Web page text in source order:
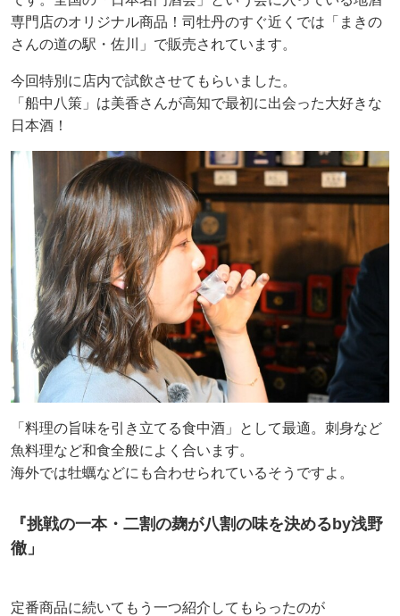
専門店のオリジナル商品！司牡丹のすぐ近くでは「まきの
さんの道の駅・佐川」で販売されています。
今回特別に店内で試飲させてもらいました。
「船中八策」は美香さんが高知で最初に出会った大好きな
日本酒！
「料理の旨味を引き立てる食中酒」として最適。刺身など
魚料理など和食全般によく合います。
海外では牡蠣などにも合わせられているそうですよ。
『挑戦の一本・二割の麹が八割の味を決めるby浅野
徹」
定番商品に続いてもう一つ紹介してもらったのが